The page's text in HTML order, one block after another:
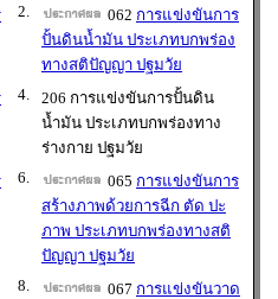
2. 062 การแข่งขันการ
ปั้นดินน้ำมัน ประเภทบกพร่อง
ทางสติปัญญา ปฐมวัย
4.
206 การแข่งขันการปั้นดิน
น้ำมัน ประเภทบกพร่องทาง
ร่างกาย ปฐมวัย
6. 065 การแข่งขันการ
สร้างภาพด้วยการฉีก ตัด ปะ
ภาพ ประเภทบกพร่องทางสติ
ปัญญา ปฐมวัย
8. 067 การแข่งขันวาด